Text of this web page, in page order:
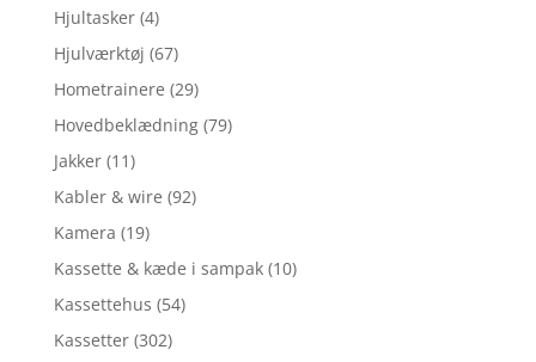
Hjultasker (4)
Hjulværktøj (67)
Hometrainere (29)
Hovedbeklædning (79)
Jakker (11)
Kabler & wire (92)
Kamera (19)
Kassette & kæde i sampak (10)
Kassettehus (54)
Kassetter (302)